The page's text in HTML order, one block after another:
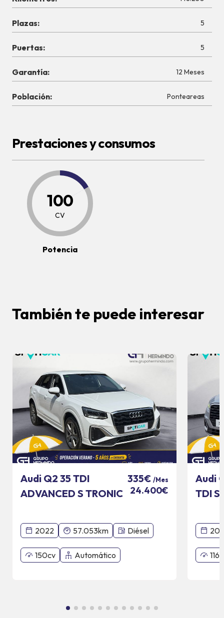
Plazas: 5
Puertas: 5
Garantía: 12 Meses
Población: Ponteareas
Prestaciones y consumos
100
CV
Potencia
También te puede interesar
Audi Q2 35 TDI
ADVANCED S TRONIC
335€ /Mes
24.400€
2022 57.053km Diésel
150cv Automático
Audi
TDI